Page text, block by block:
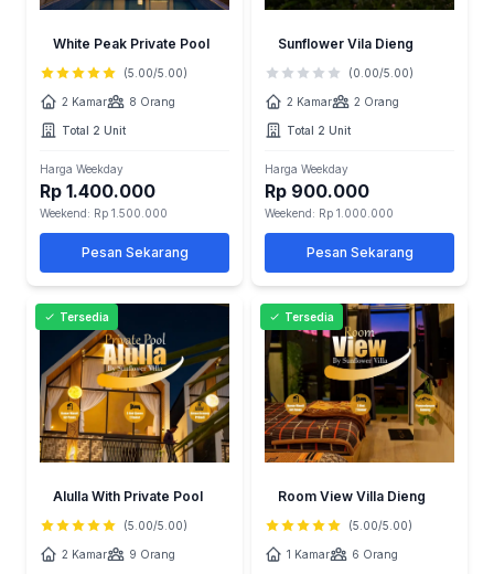
White Peak Private Pool
(5.00/5.00)
2 Kamar 8 Orang
Total 2 Unit
Harga Weekday
Rp 1.400.000
Weekend: Rp 1.500.000
Pesan Sekarang
Sunflower Vila Dieng
(0.00/5.00)
2 Kamar 2 Orang
Total 2 Unit
Harga Weekday
Rp 900.000
Weekend: Rp 1.000.000
Pesan Sekarang
Tersedia
Alulla With Private Pool
(5.00/5.00)
2 Kamar 9 Orang
Tersedia
Room View Villa Dieng
(5.00/5.00)
1 Kamar 6 Orang